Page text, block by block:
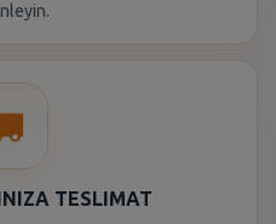
TESLIMAT